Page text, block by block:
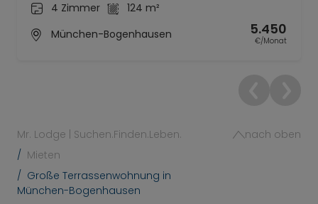
4 Zimmer
124 m²
München-Bogenhausen
5.450
€/Monat
Mr. Lodge | Suchen.Finden.Leben.
Mieten
Große Terrassenwohnung in
München-Bogenhausen
nach oben